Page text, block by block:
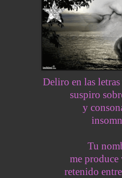
Deliro en las
suspiro
y
Tu
me
retenido